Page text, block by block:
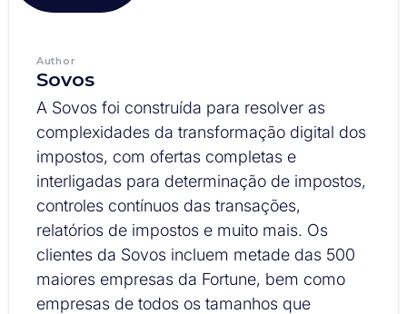
Author
Sovos
A Sovos foi construída para resolver as
complexidades da transformação digital dos
impostos, com ofertas completas e
interligadas para determinação de impostos,
controles contínuos das transações,
relatórios de impostos e muito mais. Os
clientes da Sovos incluem metade das 500
maiores empresas da Fortune, bem como
empresas de todos os tamanhos que